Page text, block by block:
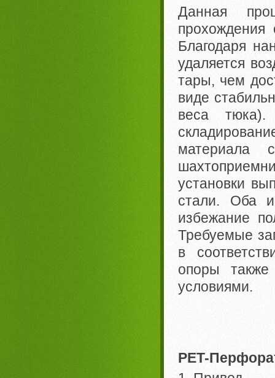
Данная
Благодаря
удаляется
тары, чем
виде
веса
материала
установки
стали. Оба
избежание
Требуемые
в
опоры также
условиями.
PET-